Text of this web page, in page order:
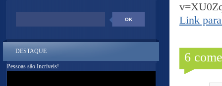
Link
6
DESTAQUE
Pessoas são Incríveis!